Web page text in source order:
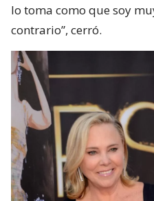
lo toma como que soy
contrario”, cerró.